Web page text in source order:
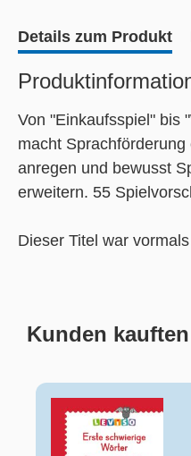
Details zum Produkt
Von "Einkaufsspiel" bis
macht
anregen und bewusst
erweitern. 55
Dieser Titel war
Kunden
Erste schwierige